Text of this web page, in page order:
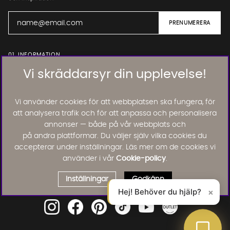
Vi skräddarsyr din upplevelse!
Vi använder cookies för att webbplatsen ska fungera, för
att analysera trafik och för att anpassa och personalisera
annonser — både på vår webbplats och
på andra plattformar. Du väljer själv vilka cookies du
accepterar under inställningar. Läs mer om de cookies vi
använder i vår Cookie-policy.
Inställningar Godkänn
01. INFORMATION
Läs och lämna kundomdömen:
Hej! Behöver du hjälp? ×